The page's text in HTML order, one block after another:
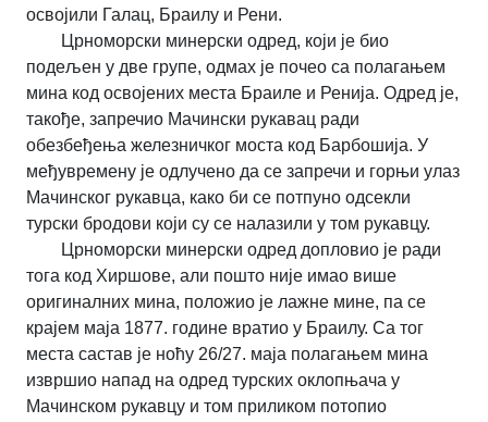
освојили Галац, Браилу и Рени.
Црноморски минерски одред, који је био
подељен у две групе, одмах је почео са полагањем
мина код освојених места Браиле и Ренија. Одред је,
такође, запречио Мачински рукавац ради
обезбеђења железничког моста код Барбошија. У
међувремену је одлучено да се запречи и горњи улаз
Мачинског рукавца, како би се потпуно одсекли
турски бродови који су се налазили у том рукавцу.
Црноморски минерски одред допловио је ради
тога код Хиршове, али пошто није имао више
оригиналних мина, положио је лажне мине, па се
крајем маја 1877. године вратио у Браилу. Са тог
места састав је ноћу 26/27. маја полагањем мина
извршио напад на одред турских оклопњача у
Мачинском рукавцу и том приликом потопио